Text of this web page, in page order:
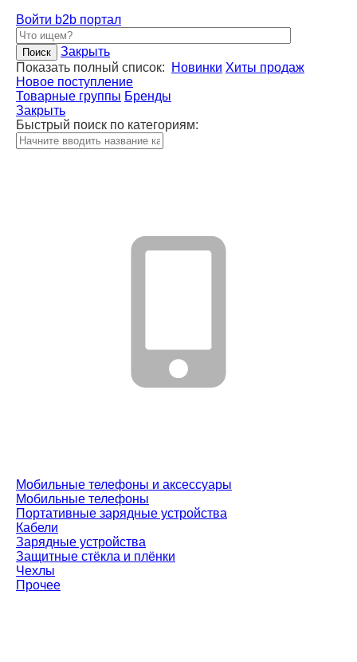
Войти b2b портал
Закрыть
Показать полный список:
Новинки Хиты продаж
Новое поступление
Товарные группы Бренды
Закрыть
Быстрый поиск по категориям:
Мобильные телефоны и аксессуары
Мобильные телефоны
Портативные зарядные устройства
Кабели
Зарядные устройства
Защитные стёкла и плёнки
Чехлы
Прочее